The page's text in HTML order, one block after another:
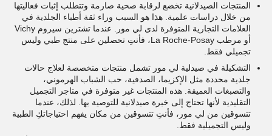
المنتجات الصيدلانية تخضع لرقابة صحية صارمة وتتطلب إثبات فعاليتها
من خلال دراسات علمية. هذا هو السبب وراء ثقة أطباء الجلدية في
العلامات التجارية المتوفرة لدى لي مور. عندما تشترين سيروم Vichy
أو مرطب La Roche-Posay، فأنتِ تحصلين على منتج طبي وليس
تجميلي فقط.
التشكيلة في صيدلية لي مور تشمل منتجات متخصصة لعلاج حالات
جلدية محددة مثل الإكزيما، الصدفية، حب الشباب الهرموني،
والتصبغات العميقة. هذه المنتجات غير متوفرة في متاجر التجميل
التقليدية لأنها تحتاج إلى خبرة صيدلانية للتوصية بها. لذلك، عندما
تتسوقين من لي مور، فأنتِ تتسوقين من مكان يفهم احتياجاتكِ الطبية
وليس التجميلية فقط.